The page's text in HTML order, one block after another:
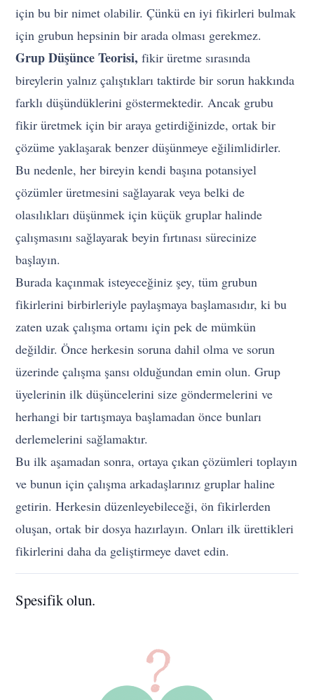
için bu bir nimet olabilir. Çünkü en iyi fikirleri bulmak
için grubun hepsinin bir arada olması gerekmez.
Grup Düşünce Teorisi,fikir üretme sırasında
bireylerin yalnız çalıştıkları taktirde bir sorun hakkında
farklı düşündüklerini göstermektedir. Ancak grubu
fikir üretmek için bir araya getirdiğinizde, ortak bir
çözüme yaklaşarak benzer düşünmeye eğilimlidirler.
Bu nedenle, her bireyin kendi başına potansiyel
çözümler üretmesini sağlayarak veya belki de
olasılıkları düşünmek için küçük gruplar halinde
çalışmasını sağlayarak beyin fırtınası sürecinize
başlayın.
Burada kaçınmak isteyeceğiniz şey, tüm grubun
fikirlerini birbirleriyle paylaşmaya başlamasıdır, ki bu
zaten uzak çalışma ortamı için pek de mümkün
değildir. Önce herkesin soruna dahil olma ve sorun
üzerinde çalışma şansı olduğundan emin olun. Grup
üyelerinin ilk düşüncelerini size göndermelerini ve
herhangi bir tartışmaya başlamadan önce bunları
derlemelerini sağlamaktır.
Bu ilk aşamadan sonra, ortaya çıkan çözümleri toplayın
ve bunun için çalışma arkadaşlarınız gruplar haline
getirin. Herkesin düzenleyebileceği, ön fikirlerden
oluşan, ortak bir dosya hazırlayın. Onları ilk ürettikleri
fikirlerini daha da geliştirmeye davet edin.
Spesifik olun.